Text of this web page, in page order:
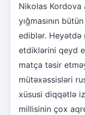
Nikolas Kordova
yığmasının
ediblər. Heyətdə
etdiklərini qeyd
matça təsir
mütəxəssisləri
xüsusi diqqətlə
millisinin çox